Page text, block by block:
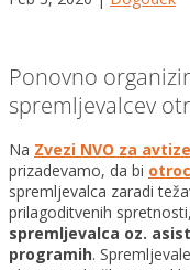
Ponovno
spremljevalcev
Na Zvezi NVO za
prizadevamo, da bi
spremljevalca zaradi
prilagoditvenih spretnosti,
spremljevalca oz.
programih.